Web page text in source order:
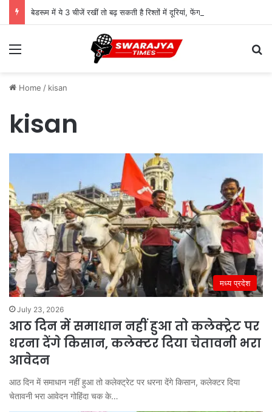
बेडरूम में ये 3 चीजें रखीं तो बढ़ सकती है रिश्तों में दूरियां, फेंगशुई में मनाही
Menu
Home / kisan
kisan
मध्य प्रदेश
July 23, 2026
आठ दिन में समाधान नहीं हुआ तो कलेक्ट्रेट पर
धरना देंगे किसान, कलेक्टर दिया चेतावनी भरा
आवेदन
आठ दिन में समाधान नहीं हुआ तो कलेक्ट्रेट पर धरना देंगे किसान, कलेक्टर दिया
चेतावनी भरा आवेदन गोहिंदा चक के…